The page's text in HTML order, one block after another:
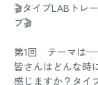
🎬タイプLABトレ
ブ🎬
第1回　テーマは
皆さんはどんな時
感じますか？タイ